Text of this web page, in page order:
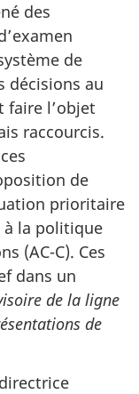
des
de
décisions au
faire l’objet
raccourcis.
de
prioritaire
à la politique
(AC-C). Ces
dans un
de la ligne
de